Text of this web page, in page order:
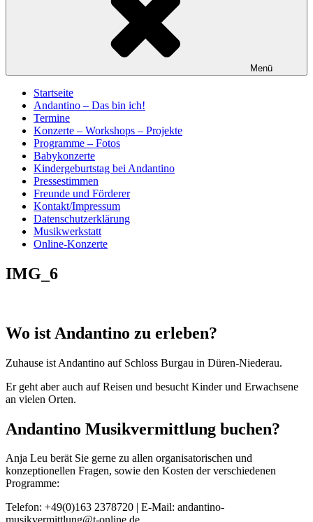
Menü
Startseite
Andantino – Das bin ich!
Termine
Konzerte – Workshops – Projekte
Programme – Fotos
Babykonzerte
Kindergeburtstag bei Andantino
Pressestimmen
Freunde und Förderer
Kontakt/Impressum
Datenschutzerklärung
Musikwerkstatt
Online-Konzerte
IMG_6
Wo ist Andantino zu erleben?
Zuhause ist Andantino auf Schloss Burgau in Düren-Niederau.
Er geht aber auch auf Reisen und besucht Kinder und Erwachsene
an vielen Orten.
Andantino Musikvermittlung buchen?
Anja Leu berät Sie gerne zu allen organisatorischen und
konzeptionellen Fragen, sowie den Kosten der verschiedenen
Programme:
Telefon: +49(0)163 2378720 | E-Mail: andantino-